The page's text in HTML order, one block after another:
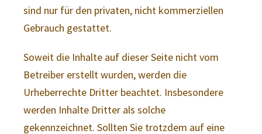
sind nur für den privaten, nicht kommerziellen
Gebrauch gestattet.
Soweit die Inhalte auf dieser Seite nicht vom
Betreiber erstellt wurden, werden die
Urheberrechte Dritter beachtet. Insbesondere
werden Inhalte Dritter als solche
gekennzeichnet. Sollten Sie trotzdem auf eine